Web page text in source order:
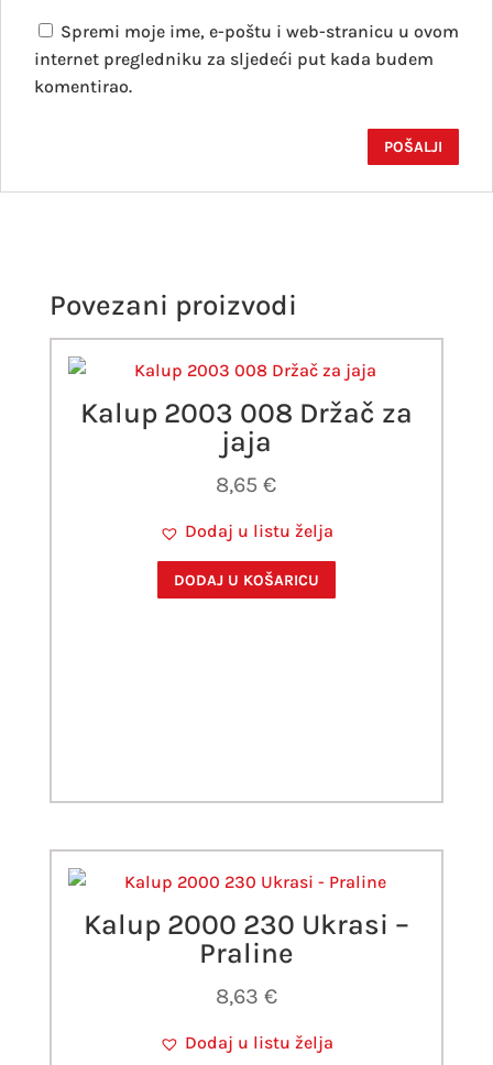
Spremi moje ime, e-poštu i web-stranicu u ovom
internet pregledniku za sljedeći put kada budem
komentirao.
Povezani proizvodi
Kalup 2003 008 Držač za
jaja
8,65€
Dodaj u listu želja
DODAJ U KOŠARICU
Kalup 2000 230 Ukrasi –
Praline
8,63 €
Dodaj u listu želja